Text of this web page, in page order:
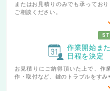
またはお見積りのみでも承ってお
ご相談ください。
作業開始ま
日程を決定
お見積りにご納得頂いた上で、作
作・取付など、鍵のトラブルをすみ